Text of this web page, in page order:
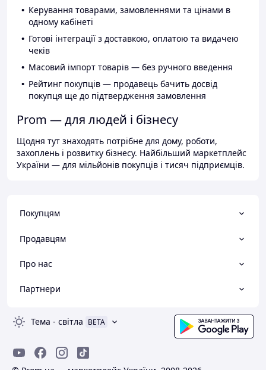
Керування товарами, замовленнями та цінами в
одному кабінеті
Готові інтеграції з доставкою, оплатою та видачею
чеків
Масовий імпорт товарів — без ручного введення
Рейтинг покупців — продавець бачить досвід
покупця ще до підтвердження замовлення
Prom — для людей і бізнесу
Щодня тут знаходять потрібне для дому, роботи,
захоплень і розвитку бізнесу. Найбільший маркетплейс
України — для мільйонів покупців і тисяч підприємців.
Покупцям
Продавцям
Про нас
Партнери
Тема - світла BETA